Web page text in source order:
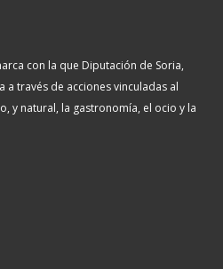
con la que Diputación de Soria,
a través de acciones vinculadas al
y natural, la gastronomía, el ocio y la